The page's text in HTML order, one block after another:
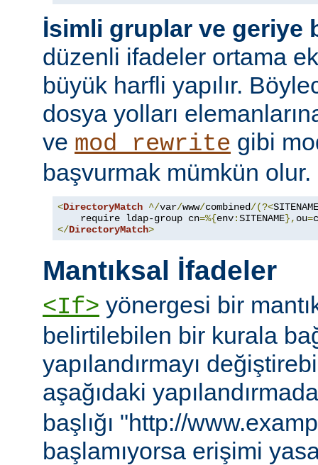
İsimli gruplar ve geriye
düzenli ifadeler ortama
büyük harfli yapılır.
dosya yolları
ve mod_rewrite gibi
başvurmak mümkün olur.
<DirectoryMatch ^/var/www/combined/(?<SITENAME
    require ldap-group cn
=%{env:SITENAME}, ou=
</DirectoryMatch>
Mantıksal İfadeler
<If> yönergesi bir
belirtilebilen bir kurala
yapılandırmayı
aşağıdaki
başlığı "http://
başlamıyorsa erişimi